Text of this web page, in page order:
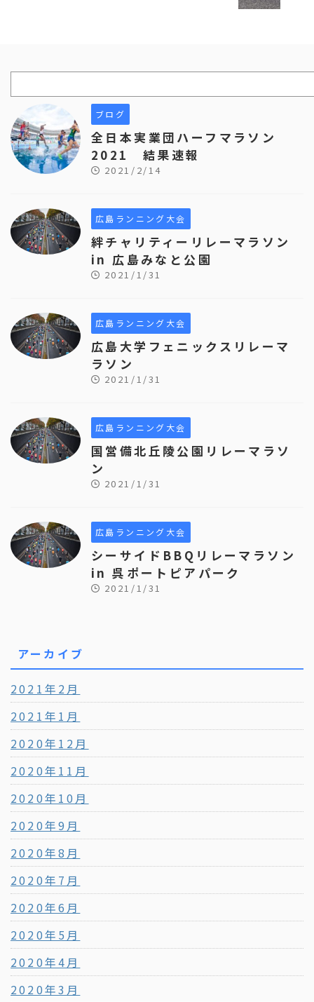
ブログ
全日本実業団ハーフマラソン
2021 結果速報
2021/2/14
広島ランニング大会
絆チャリティーリレーマラソン
in 広島みなと公園
2021/1/31
広島ランニング大会
広島大学フェニックスリレーマ
ラソン
2021/1/31
広島ランニング大会
国営備北丘陵公園リレーマラソ
ン
2021/1/31
広島ランニング大会
シーサイドBBQリレーマラソン
in 呉ポートピアパーク
2021/1/31
アーカイブ
2021年2月
2021年1月
2020年12月
2020年11月
2020年10月
2020年9月
2020年8月
2020年7月
2020年6月
2020年5月
2020年4月
2020年3月